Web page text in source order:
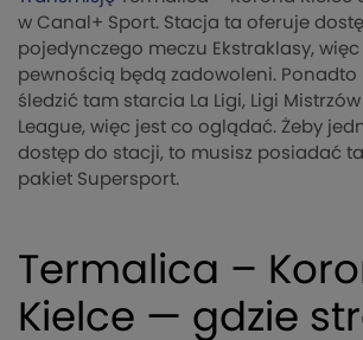
w Canal+ Sport. Stacja ta oferuje
pojedynczego meczu Ekstraklasy,
pewnością będą zadowoleni. Ponadto
śledzić tam starcia La Ligi, Ligi
League, więc jest co oglądać. Żeby
dostęp do stacji, to musisz posiadać
pakiet Supersport.
Termalica –
Kielce — gdzie